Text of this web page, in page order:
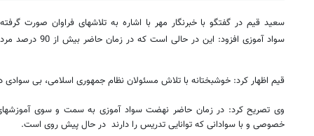
سعید قیم در گفتگو با خبرنگار مهر با اشاره به تلاشهای فراوان صورت
سواد آموزی افزود: این در حالی است که در زمان حاضر بیش از 90 درصد مردم شهرستان آبادان با سواد هستند.
قیم اظهار کرد: خوشبختانه با تلاش مسئولان نظام جمهوری اسلامی، بی
وی تصریح کرد: در زمان حاضر نهضت سواد آموزی به سمت و سوی
خصوصی و با سوادانی که توانایی تدریس را دارند در حال پیش روی است.